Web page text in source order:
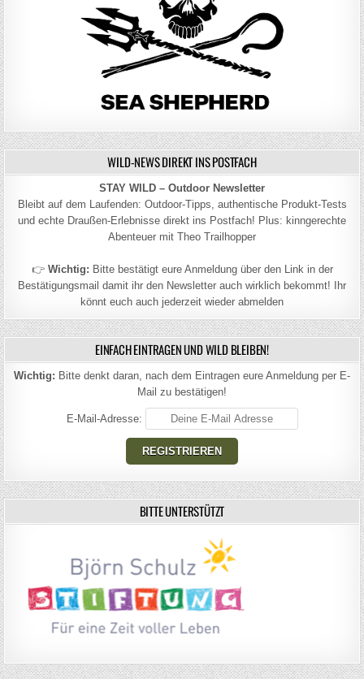
WILD-NEWS DIREKT INS POSTFACH
STAY WILD – Outdoor Newsletter
Bleibt auf dem Laufenden: Outdoor-Tipps, authentische Produkt-Tests
und echte Draußen-Erlebnisse direkt ins Postfach! Plus: kinngerechte
Abenteuer mit Theo Trailhopper
👉 Wichtig: Bitte bestätigt eure Anmeldung über den Link in der
Bestätigungsmail damit ihr den Newsletter auch wirklich bekommt! Ihr
könnt euch auch jederzeit wieder abmelden
EINFACH EINTRAGEN UND WILD BLEIBEN!
Wichtig: Bitte denkt daran, nach dem Eintragen eure Anmeldung per E-
Mail zu bestätigen!
E-Mail-Adresse:
BITTE UNTERSTÜTZT